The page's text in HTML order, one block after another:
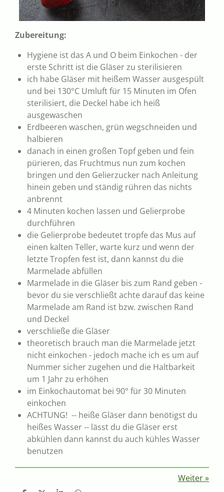
Zubereitung:
Hygiene ist das A und O beim Einkochen - der
erste Schritt ist die Gläser zu sterilisieren
ich habe Gläser mit heißem Wasser ausgespült
und bei 130°C Umluft für 15 Minuten im Ofen
sterilisiert, die Deckel habe ich heiß
ausgewaschen
Erdbeeren waschen, grün wegschneiden und
halbieren
danach in einen großen Topf geben und fein
pürieren, das Fruchtmus nun zum kochen
bringen und den Gelierzucker nach Anleitung
hinein geben und ständig rühren das nichts
anbrennt
4 Minuten kochen lassen und Gelierprobe
durchführen
die Gelierprobe bedeutet tropfe das Mus auf
einen kalten Teller, warte kurz und wenn der
letzte Tropfen fest ist, dann kannst du die
Marmelade abfüllen
Marmelade in die Gläser bis zum Rand geben -
bevor du sie verschließt achte darauf das keine
Marmelade am Rand ist bzw. zwischen Rand
und Deckel
verschließe die Gläser
theoretisch brauch man die Marmelade jetzt
nicht einkochen - jedoch mache ich es um auf
Nummer sicher zugehen und die Haltbarkeit
um 1 Jahr zu erhöhen
im Einkochautomat bei 90° für 30 Minuten
einkochen
ACHTUNG! -- heiße Gläser dann benötigst du
heißes Wasser -- lässt du die Gläser erst
abkühlen dann kannst du auch kühles Wasser
benutzen
Weiter»